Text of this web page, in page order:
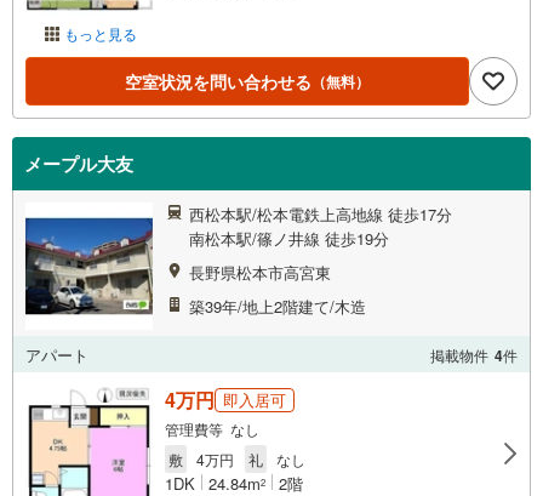
もっと見る
空室状況を問い合わせる （無料）
メープル大友
西松本駅/松本電鉄上高地線 徒歩17分
南松本駅/篠ノ井線 徒歩19分
長野県松本市高宮東
築39年/地上2階建て/木造
アパート 掲載物件 4件
4万円 即入居可
管理費等 なし
敷
4万円 礼 なし
1DK 24.84m2 2階